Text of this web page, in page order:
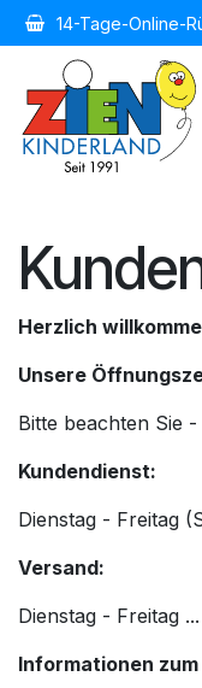
Zum Inhalt springen
14-Tage-Online-
Herzlich
Unsere
Bitte beachten Sie
Kundendienst:
Dienstag - Freitag
Versand:
Dienstag - Freitag
Informationen